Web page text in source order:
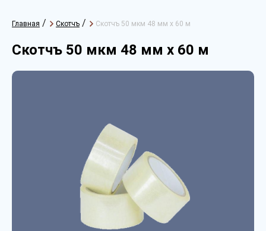
Главная / Скотчъ / Скотчъ 50 мкм 48 мм х 60 м
Скотчъ 50 мкм 48 мм х 60 м